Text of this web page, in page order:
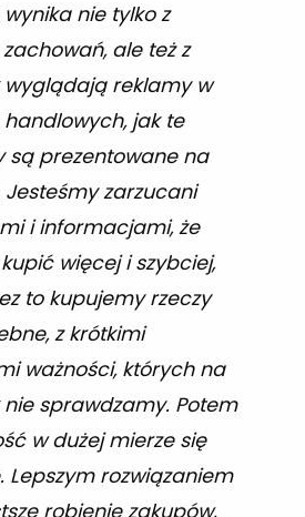
nie tylko z
ale też z
wyglądają reklamy w
jak te
są prezentowane na
Jesteśmy zarzucani
i informacjami, że
więcej i szybciej,
to kupujemy rzeczy
z krótkimi
ważności, których na
sprawdzamy. Potem
w dużej mierze się
Lepszym rozwiązaniem